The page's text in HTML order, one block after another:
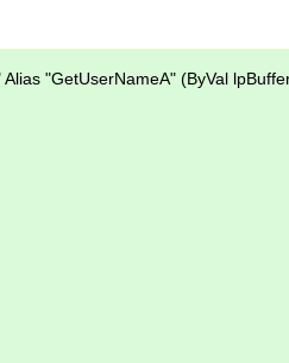
"GetUserNameA" (ByVal